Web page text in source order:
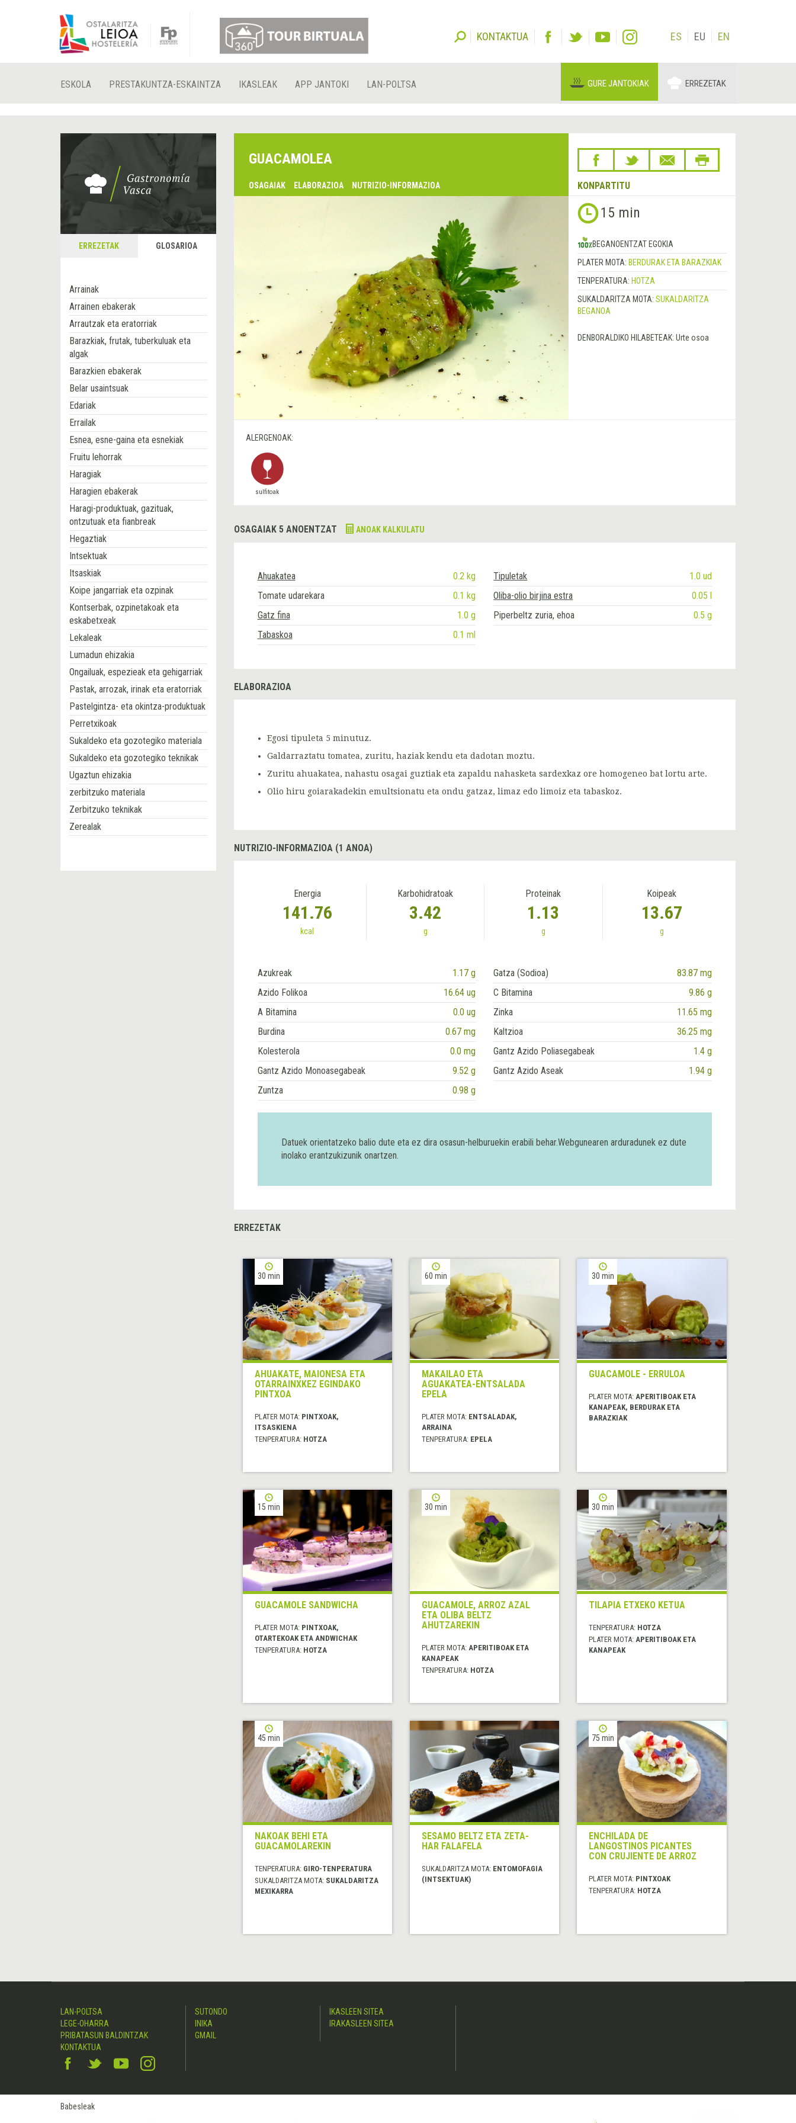
KONTAKTUA ES EU EN
ESKOLA PRESTAKUNTZA-ESKAINTZA IKASLEAK APP JANTOKI LAN-POLTSA GURE JANTOKIAK ERREZETAK
ERREZETAK GLOSARIOA
Arrainak
Arrainen ebakerak
Arrautzak eta eratorriak
Barazkiak, frutak, tuberkuluak eta
algak
Barazkien ebakerak
Belar usaintsuak
Edariak
Errailak
Esnea, esne-gaina eta esnekiak
Fruitu lehorrak
Haragiak
Haragien ebakerak
Haragi-produktuak, gazituak,
ontzutuak eta fianbreak
Hegaztiak
Intsektuak
Itsaskiak
Koipe jangarriak eta ozpinak
Kontserbak, ozpinetakoak eta
eskabetxeak
Lekaleak
Lumadun ehizakia
Ongailuak, espezieak eta gehigarriak
Pastak, arrozak, irinak eta eratorriak
Pastelgintza- eta okintza-produktuak
Perretxikoak
Sukaldeko eta gozotegiko materiala
Sukaldeko eta gozotegiko teknikak
Ugaztun ehizakia
zerbitzuko materiala
Zerbitzuko teknikak
Zerealak
GUACAMOLEA
OSAGAIAK ELABORAZIOA NUTRIZIO-INFORMAZIOA KONPARTITU
15 min
BEGANOENTZAT EGOKIA
PLATER MOTA: BERDURAK ETA BARAZKIAK
TENPERATURA: HOTZA
SUKALDARITZA MOTA: SUKALDARITZA
BEGANOA
DENBORALDIKO HILABETEAK: Urte osoa
ALERGENOAK:
sulfitoak
OSAGAIAK 5 ANOENTZAT ANOAK KALKULATU
Ahuakatea 0.2 kg Tipuletak
1.0 ud
Tomate udarekara
0.1 kg Oliba-olio birjina estra
0.05 l
Gatz fina
1.0 g Piperbeltz zuria, ehoa
0.5 g
Tabaskoa
0.1 ml
ELABORAZIOA
Egosi tipuleta 5 minutuz.
Galdarraztatu tomatea, zuritu, haziak kendu eta dadotan moztu.
Zuritu ahuakatea, nahastu osagai guztiak eta zapaldu nahasketa sardexkaz ore homogeneo bat lortu arte.
Olio hiru goiarakadekin emultsionatu eta ondu gatzaz, limaz edo limoiz eta tabaskoz.
NUTRIZIO-INFORMAZIOA (1 ANOA)
Energia
141.76
kcal
Karbohidratoak
3.42
g
Proteinak
1.13
g
Koipeak
13.67
g
Azukreak 1.17 g Gatza (Sodioa)
83.87 mg
Azido Folikoa
16.64 ug C Bitamina
9.86 g
A Bitamina
0.0 ug Zinka
11.65 mg
Burdina
0.67 mg Kaltzioa
36.25 mg
Kolesterola
0.0 mg Gantz Azido Poliasegabeak
1.4 g
Gantz Azido Monoasegabeak
9.52 g Gantz Azido Aseak
1.94 g
Zuntza
0.98 g
Datuek orientatzeko balio dute eta ez dira osasun-helburuekin erabili behar.Webgunearen arduradunek ez dute
inolako erantzukizunik onartzen.
ERREZETAK
30 min
AHUAKATE, MAIONESA ETA
OTARRAINXKEZ EGINDAKO
PINTXOA
PLATER MOTA: PINTXOAK,
ITSASKIENA
TENPERATURA: HOTZA
60 min
MAKAILAO ETA
AGUAKATEA-ENTSALADA
EPELA
PLATER MOTA: ENTSALADAK,
ARRAINA
TENPERATURA: EPELA
30 min
GUACAMOLE - ERRULOA
PLATER MOTA:APERITIBOAK ETA
KANAPEAK, BERDURAK ETA
BARAZKIAK
15 min
GUACAMOLE SANDWICHA
PLATER MOTA: PINTXOAK,
OTARTEKOAK ETA ANDWICHAK
TENPERATURA: HOTZA
30 min
GUACAMOLE, ARROZ AZAL
ETA OLIBA BELTZ
AHUTZAREKIN
PLATER MOTA: APERITIBOAK ETA
KANAPEAK
TENPERATURA: HOTZA
30 min
TILAPIA ETXEKO KETUA
TENPERATURA: HOTZA
PLATER MOTA:APERITIBOAK ETA
KANAPEAK
45 min
NAKOAK BEHI ETA
GUACAMOLAREKIN
TENPERATURA: GIRO-TENPERATURA
SUKALDARITZA MOTA: SUKALDARITZA
MEXIKARRA
SESAMO BELTZ ETA ZETA-
HAR FALAFELA
SUKALDARITZA MOTA: ENTOMOFAGIA
(INTSEKTUAK)
75 min
ENCHILADA DE
LANGOSTINOS PICANTES
CON CRUJIENTE DE ARROZ
PLATER MOTA: PINTXOAK
TENPERATURA: HOTZA
LAN-POLTSA
LEGE-OHARRA
PRIBATASUN BALDINTZAK
KONTAKTUA
SUTONDO
INIKA
GMAIL
IKASLEEN SITEA
IRAKASLEEN SITEA
Babesleak